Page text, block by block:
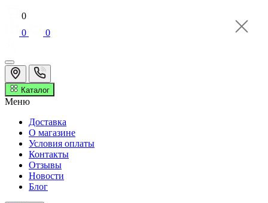
0
0
0
Каталог
Меню
Доставка
О магазине
Условия оплаты
Контакты
Отзывы
Новости
Блог